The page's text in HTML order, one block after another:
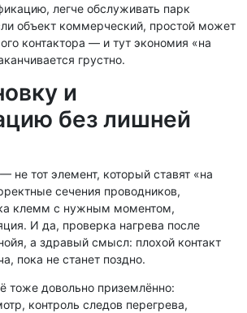
легче обслуживать парк
объект коммерческий, простой может
контактора — и тут экономия «на
грустно.
и
без лишней
не тот элемент, который ставят «на
сечения проводников,
клемм с нужным моментом,
И да, проверка нагрева после
а здравый смысл: плохой контакт
пока не станет поздно.
тоже довольно приземлённо:
контроль следов перегрева,